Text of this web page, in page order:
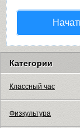
Категории
Классный час
Физкультура